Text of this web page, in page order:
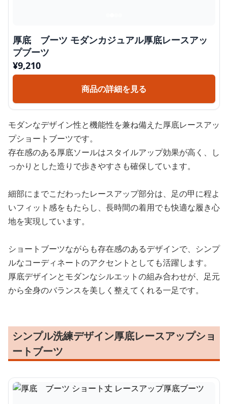
厚底 ブーツ モダンカジュアル厚底レースアッ
プブーツ
¥9,210
商品の詳細を見る
モダンなデザイン性と機能性を兼ね備えた厚底レースアッ
プショートブーツです。
存在感のある厚底ソールはスタイルアップ効果が高く、し
っかりとした造りで歩きやすさも確保しています。
細部にまでこだわったレースアップ部分は、足の甲に程よ
いフィット感をもたらし、長時間の着用でも快適な履き心
地を実現しています。
ショートブーツながらも存在感のあるデザインで、シンプ
ルなコーディネートのアクセントとしても活躍します。
厚底デザインとモダンなシルエットの組み合わせが、足元
から全身のバランスを美しく整えてくれる一足です。
シンプル洗練デザイン厚底レースアップショ
ートブーツ